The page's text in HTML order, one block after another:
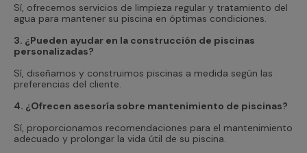
Sí, ofrecemos servicios de limpieza regular y tratamiento del
agua para mantener su piscina en óptimas condiciones.
3. ¿Pueden ayudar en la construcción de piscinas
personalizadas?
Sí, diseñamos y construimos piscinas a medida según las
preferencias del cliente.
4. ¿Ofrecen asesoría sobre mantenimiento de piscinas?
Sí, proporcionamos recomendaciones para el mantenimiento
adecuado y prolongar la vida útil de su piscina.